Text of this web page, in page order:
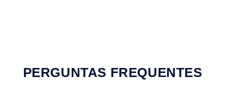
PERGUNTAS FREQUENTES